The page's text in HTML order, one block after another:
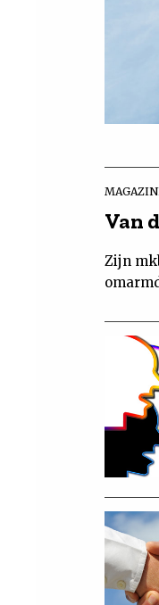
Van
Zijn